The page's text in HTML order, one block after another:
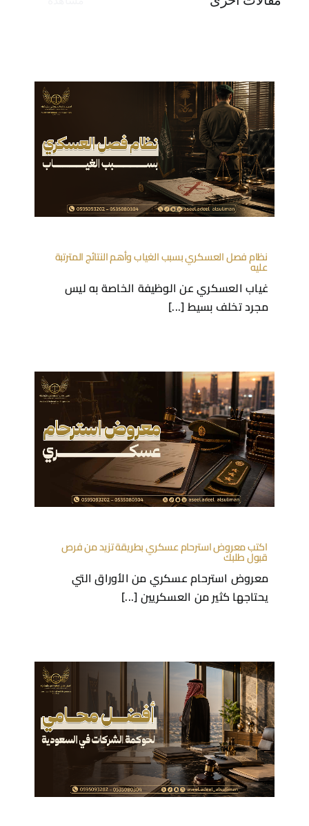
نظام فصل العسكري بسبب الغياب وأهم النتائج المترتبة
عليه
غياب العسكري عن الوظيفة الخاصة به ليس
مجرد تخلف بسيط [...]
اكتب معروض استرحام عسكري بطريقة تزيد من فرص
قبول طلبك
معروض استرحام عسكري من الأوراق التي
يحتاجها كثير من العسكريين [...]